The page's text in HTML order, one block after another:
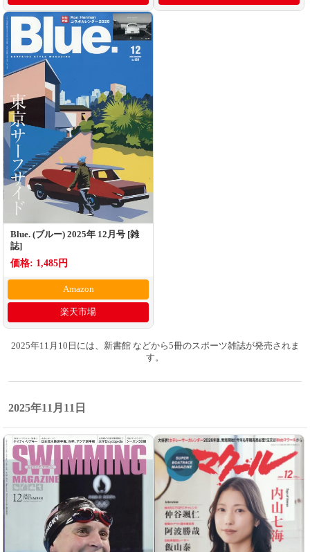
Blue. (ブルー) 2025年 12月号 [雑
誌]
価格: 1,485円
Amazon
楽天市場
2025年11月10日には、新書館 などから5冊のスポーツ雑誌が発売されま
す。
2025年11月11日